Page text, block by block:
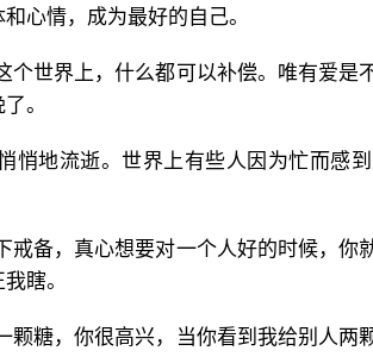
心情，成为最好的自己。
个世界上，什么都可以补偿。唯有爱
。
悄地流逝。世界上有些人因为忙而感
戒备，真心想要对一个人好的时候，
瞎。
颗糖，你很高兴，当你看到我给别人